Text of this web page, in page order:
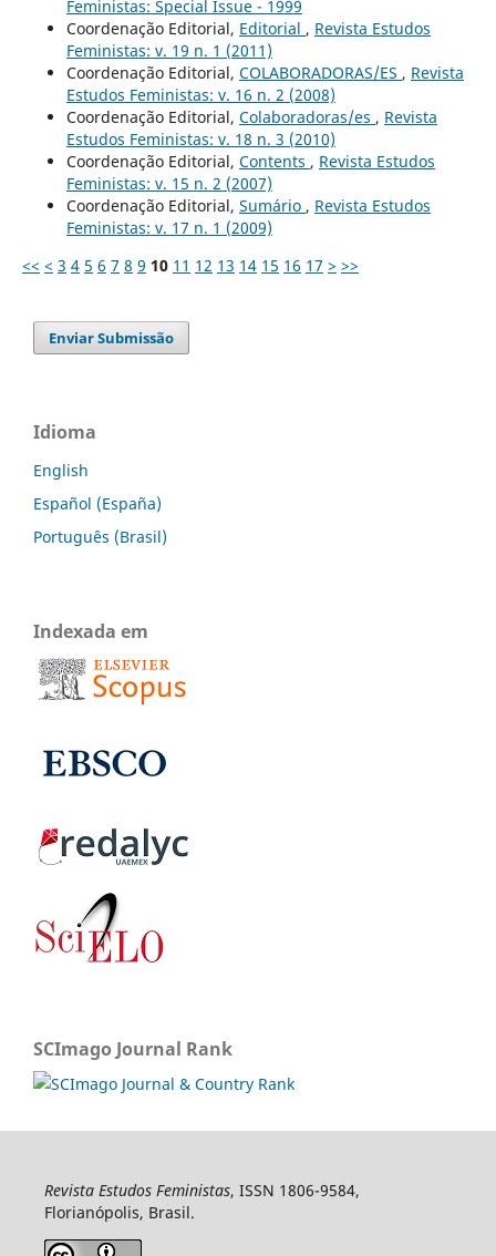
Feministas: Special Issue - 1999
Coordenação Editorial, Editorial , Revista Estudos
Feministas: v. 19 n. 1 (2011)
Coordenação Editorial, COLABORADORAS/ES , Revista
Estudos Feministas: v. 16 n. 2 (2008)
Coordenação Editorial, Colaboradoras/es , Revista
Estudos Feministas: v. 18 n. 3 (2010)
Coordenação Editorial, Contents , Revista Estudos
Feministas: v. 15 n. 2 (2007)
Coordenação Editorial, Sumário , Revista Estudos
Feministas: v. 17 n. 1 (2009)
<< < 3 4 5 6 7 8 9 10 11 12 13 14 15 16 17 > >>
Enviar Submissão
Idioma
English
Español (España)
Português (Brasil)
Indexada em
SCImago Journal Rank
Revista Estudos Feministas, ISSN 1806-9584,
Florianópolis, Brasil.